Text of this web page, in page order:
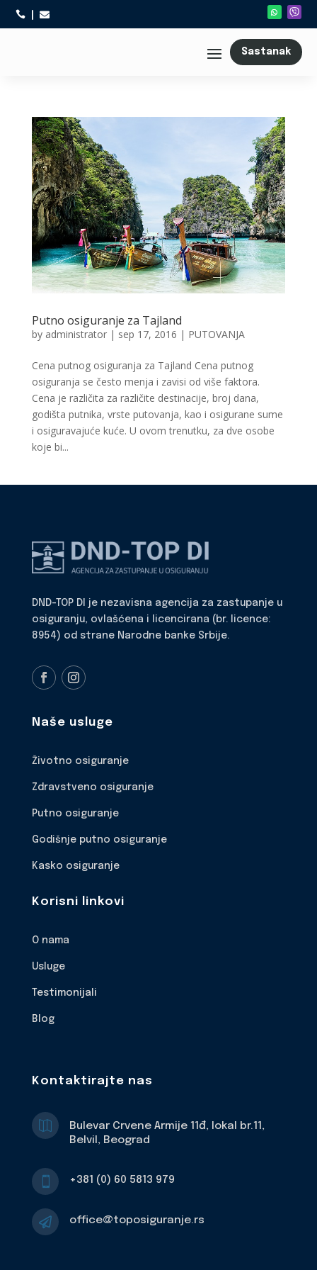
 
Sastanak
Putno osiguranje za Tajland
by administrator| sep 17, 2016 | PUTOVANJA
Cena putnog osiguranja za Tajland Cena putnog
osiguranja se često menja i zavisi od više faktora.
Cena je različita za različite destinacije, broj dana,
godišta putnika, vrste putovanja, kao i osigurane sume
i osiguravajuće kuće. U ovom trenutku, za dve osobe
koje bi...
DND-TOP DI je nezavisna agencija za zastupanje u
osiguranju, ovlašćena i licencirana (br. licence:
8954) od strane Narodne banke Srbije.
Naše usluge
Životno osiguranje
Zdravstveno osiguranje
Putno osiguranje
Godišnje putno osiguranje
Kasko osiguranje
Korisni linkovi
O nama
Usluge
Testimonijali
Blog
Kontaktirajte nas

Bulevar Crvene Armije 11đ, lokal br.11,
Belvil, Beograd
 +381 (0) 60 5813 979
 office@toposiguranje.rs